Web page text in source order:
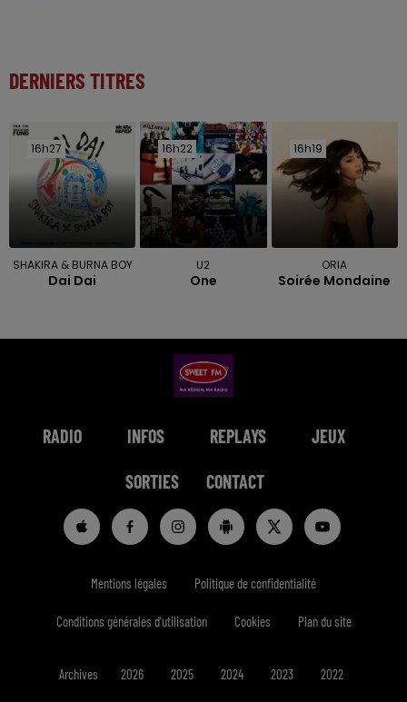
DERNIERS TITRES
16h27
16h27
SHAKIRA & BURNA BOY
Dai Dai
16h22
16h22
U2
One
16h19
16h19
ORIA
Soirée Mondaine
RADIO INFOS REPLAYS JEUX
SORTIES CONTACT
Mentions légales Politique de confidentialité
Conditions générales d'utilisation Cookies Plan du site
Archives 2026 2025 2024 2023 2022